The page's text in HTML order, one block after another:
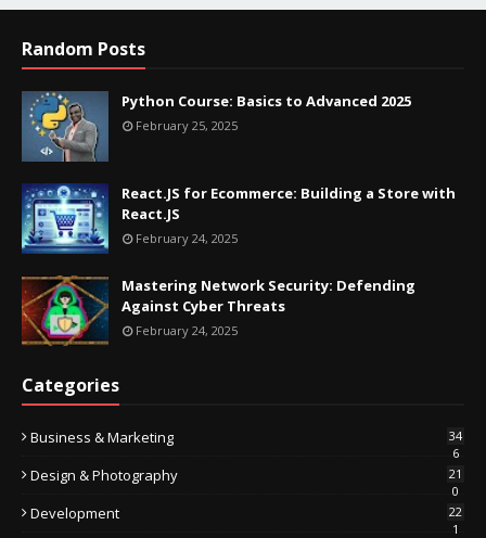
Random Posts
Python Course: Basics to Advanced 2025
February 25, 2025
React.JS for Ecommerce: Building a Store with
React.JS
February 24, 2025
Mastering Network Security: Defending
Against Cyber Threats
February 24, 2025
Categories
Business & Marketing
34
6
Design & Photography
21
0
Development
22
1